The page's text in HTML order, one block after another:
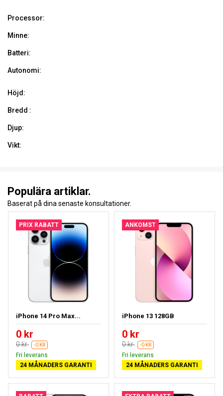
Processor:
Minne:
Batteri:
Autonomi:
Höjd:
Bredd :
Djup:
Vikt:
Populära artiklar.
Baserat på dina senaste konsultationer.
PRIX RABATT
iPhone 14 Pro Max...
0 kr
0 kr -0 KR
Fri leverans
24 MÅNADERS GARANTI
ANKOMST
iPhone 13 128GB
0 kr
0 kr -0 KR
Fri leverans
24 MÅNADERS GARANTI